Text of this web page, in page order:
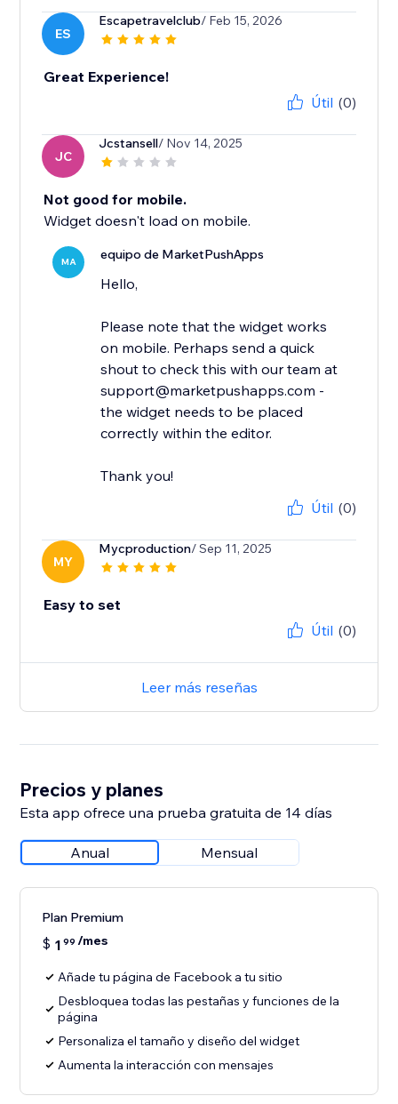
ES
Escapetravelclub/ Feb 15, 2026
Great Experience!
Útil (0)
JC
Jcstansell/ Nov 14, 2025
Not good for mobile.
Widget doesn't load on mobile.
MA equipo de MarketPushApps
Hello,
Please note that the widget works
on mobile. Perhaps send a quick
shout to check this with our team at
support@marketpushapps.com -
the widget needs to be placed
correctly within the editor.
Thank you!
Útil (0)
MY
Mycproduction/ Sep 11, 2025
Easy to set
Útil (0)
Leer más reseñas
Precios y planes
Esta app ofrece una prueba gratuita de 14 días
Anual Mensual
Plan Premium
$ 1 99 /mes
Añade tu página de Facebook a tu sitio
Desbloquea todas las pestañas y funciones de la
página
Personaliza el tamaño y diseño del widget
Aumenta la interacción con mensajes